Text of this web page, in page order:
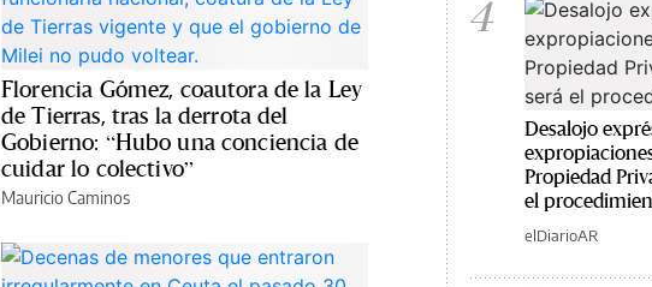
Florencia Gómez, coautora de la Ley
de Tierras, tras la derrota del
Gobierno: “Hubo una conciencia de
cuidar lo colectivo”
Mauricio Caminos
4
Desalojo
Propiedad
el
elDiarioAR